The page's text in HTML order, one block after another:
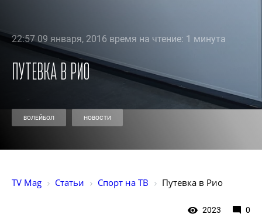
22:57 09 января, 2016 время на чтение: 1 минута
Путевка в Рио
ВОЛЕЙБОЛ НОВОСТИ
TV Mag Статьи Спорт на ТВ Путевка в Рио
2023 0